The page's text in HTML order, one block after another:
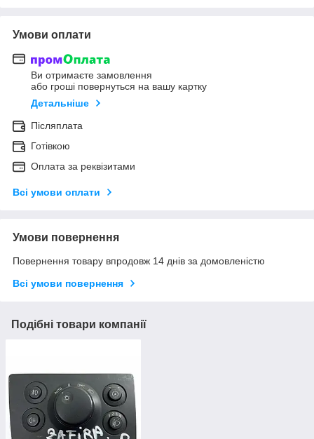
Умови оплати
Ви отримаєте замовлення
або гроші повернуться на вашу картку
Детальніше
Післяплата
Готівкою
Оплата за реквізитами
Всі умови оплати
Умови повернення
Повернення товару впродовж 14 днів за домовленістю
Всі умови повернення
Подібні товари компанії